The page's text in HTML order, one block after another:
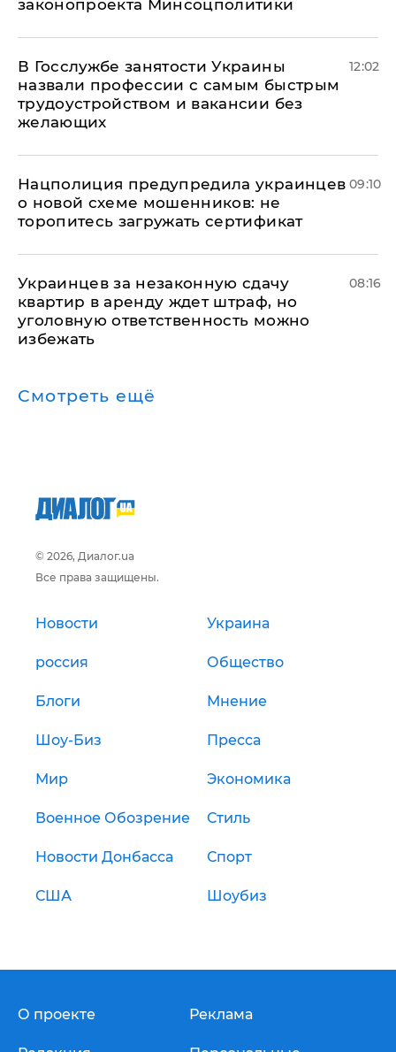
законопроекта Минсоцполитики
В Госслужбе занятости Украины
назвали профессии с самым быстрым
трудоустройством и вакансии без
желающих
12:02
Нацполиция предупредила украинцев
о новой схеме мошенников: не
торопитесь загружать сертификат
09:10
Украинцев за незаконную сдачу
квартир в аренду ждет штраф, но
уголовную ответственность можно
избежать
08:16
Смотреть ещё
© 2026, Диалог.ua
Все права защищены.
Новости Украина
россия Общество
Блоги Мнение
Шоу-Биз Пресса
Мир Экономика
Военное Обозрение Стиль
Новости Донбасса Спорт
США Шоубиз
О проекте Реклама